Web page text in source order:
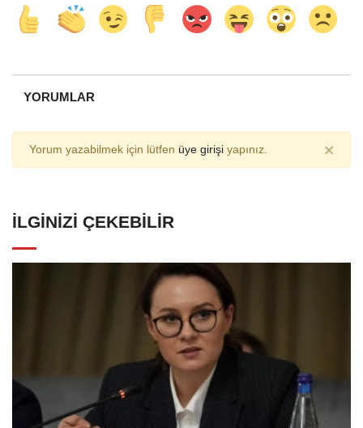
YORUMLAR
Yorum yazabilmek için lütfen üye girişi yapınız. ×
İLGINIZI ÇEKEBILIR